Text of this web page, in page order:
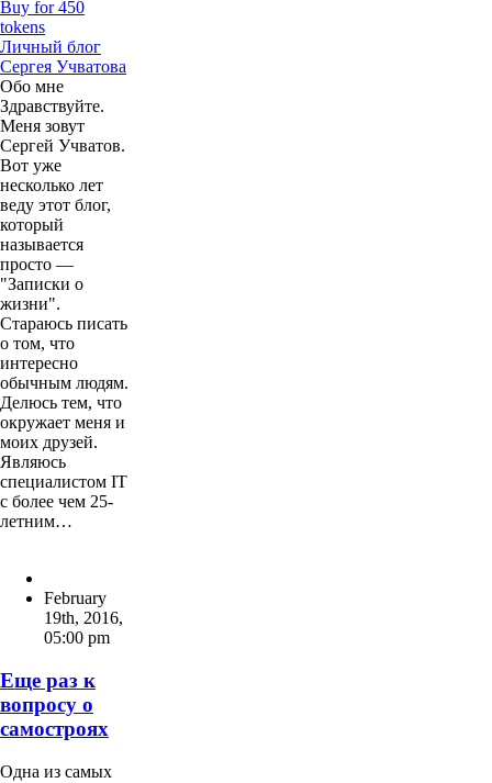
12:52 160
Buy for 450
tokens
Личный блог
Сергея Учватова
Обо мне
Здравствуйте.
Меня зовут
Сергей Учватов.
Вот уже
несколько лет
веду этот блог,
который
называется
просто —
"Записки о
жизни".
Стараюсь писать
о том, что
интересно
обычным людям.
Делюсь тем, что
окружает меня и
моих друзей.
Являюсь
специалистом IT
с более чем 25-
February
19th, 2016
Еще раз к
вопросу о